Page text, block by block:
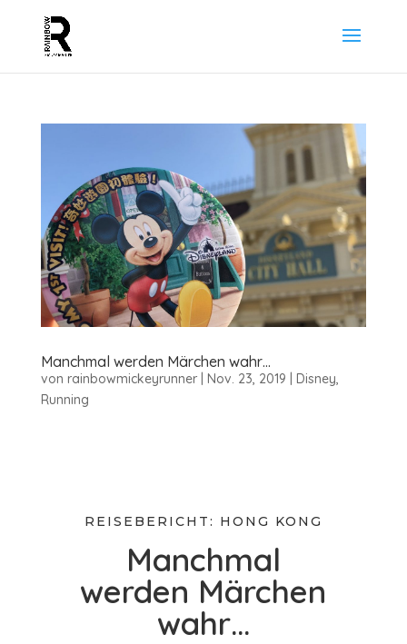
Manchmal werden Märchen wahr…
von rainbowmickeyrunner| Nov. 23, 2019 Disney,
Running
REISEBERICHT: HONG KONG
Manchmal
werden Märchen
wahr…